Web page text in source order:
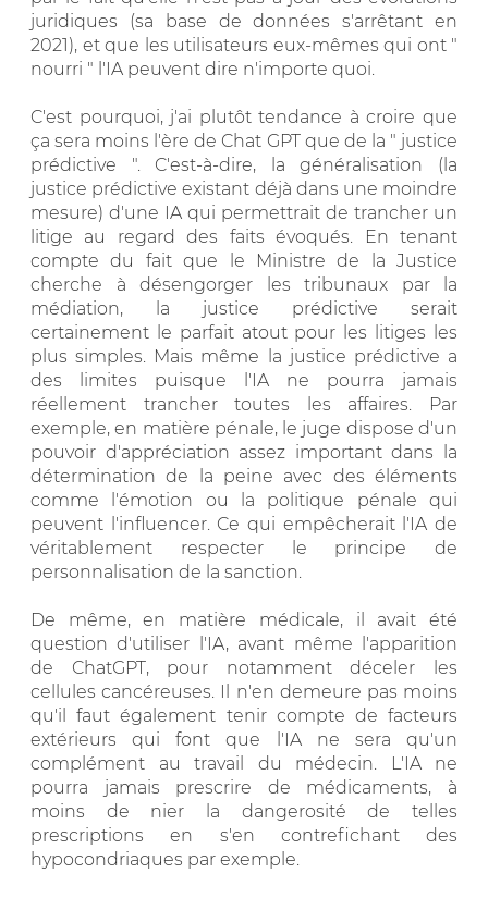
juridiques (sa base de données s'arrêtant en
2021), et que les utilisateurs eux-mêmes qui ont "
nourri " l'IA peuvent dire n'importe quoi.
C'est pourquoi, j'ai plutôt tendance à croire que
ça sera moins l'ère de Chat GPT que de la " justice
prédictive ". C'est-à-dire, la généralisation (la
justice prédictive existant déjà dans une moindre
mesure) d'une IA qui permettrait de trancher un
litige au regard des faits évoqués. En tenant
compte du fait que le Ministre de la Justice
cherche à désengorger les tribunaux par la
médiation, la justice prédictive serait
certainement le parfait atout pour les litiges les
plus simples. Mais même la justice prédictive a
des limites puisque l'IA ne pourra jamais
réellement trancher toutes les affaires. Par
exemple, en matière pénale, le juge dispose d'un
pouvoir d'appréciation assez important dans la
détermination de la peine avec des éléments
comme l'émotion ou la politique pénale qui
peuvent l'influencer. Ce qui empêcherait l'IA de
véritablement respecter le principe de
personnalisation de la sanction.
De même, en matière médicale, il avait été
question d'utiliser l'IA, avant même l'apparition
de ChatGPT, pour notamment déceler les
cellules cancéreuses. Il n'en demeure pas moins
qu'il faut également tenir compte de facteurs
extérieurs qui font que l'IA ne sera qu'un
complément au travail du médecin. L'IA ne
pourra jamais prescrire de médicaments, à
moins de nier la dangerosité de telles
prescriptions en s'en contrefichant des
hypocondriaques par exemple.